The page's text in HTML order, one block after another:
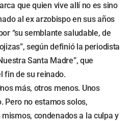
que quien vive allí no es sino
al ex arzobispo en sus años
“su semblante saludable, de
según definió la periodista
Santa Madre”, que
fin de su reinado.
más, otros menos. Unos
Pero no estamos solos,
condenados a la culpa y